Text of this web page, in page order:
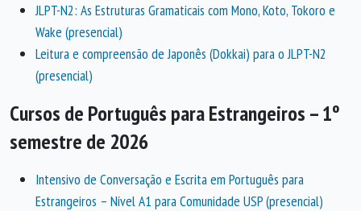
JLPT-N2: As Estruturas Gramaticais com Mono, Koto, Tokoro e
Wake (presencial)
Leitura e compreensão de Japonês (Dokkai) para o JLPT-N2
(presencial)
Cursos de Português para Estrangeiros – 1º
semestre de 2026
Intensivo de Conversação e Escrita em Português para
Estrangeiros – Nível A1 para Comunidade USP (presencial)